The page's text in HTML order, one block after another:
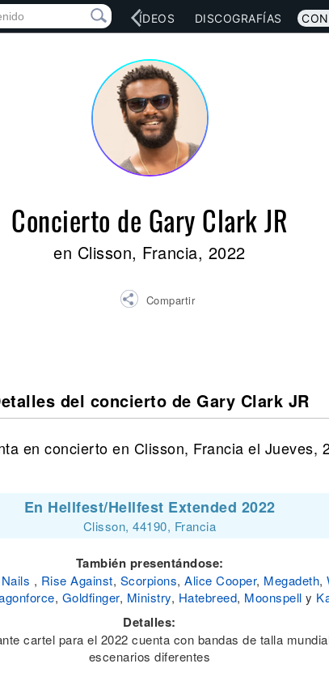
MÚSICA VÍDEOS DISCOGRAFÍAS
Concierto de Gary Clark JR
en Clisson, Francia, 2022
Compartir
del concierto de Gary Clark JR
en concierto en Clisson, Francia el Jueves,
En Hellfest/Hellfest Extended 2022
Clisson, 44190, Francia
También presentándose:
, Rise Against, Scorpions,Alice Cooper, Megadeth,
, Goldfinger, Ministry, Hatebreed, Moonspell y
Detalles:
cartel para el 2022 cuenta con bandas de talla
escenarios diferentes